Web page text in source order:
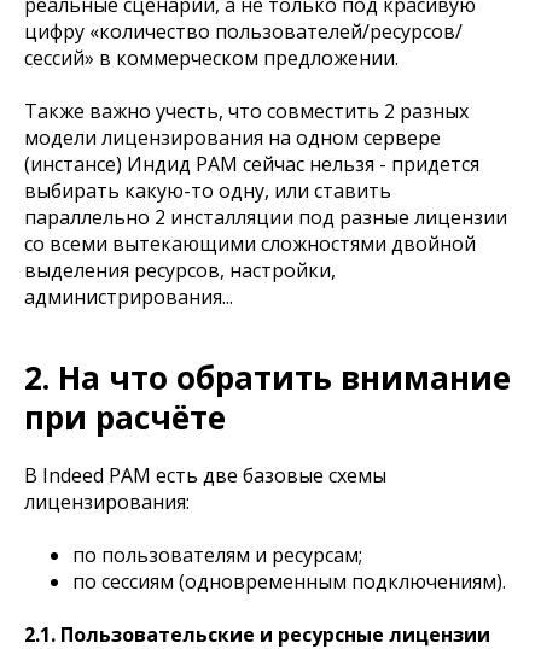
цифру «количество пользователей/ресурсов/
сессий» в коммерческом предложении.
Также важно учесть, что совместить 2 разных
модели лицензирования на одном сервере
(инстансе) Индид РАМ сейчас нельзя - придется
выбирать какую-то одну, или ставить
параллельно 2 инсталляции под разные лицензии
со всеми вытекающими сложностями двойной
выделения ресурсов, настройки,
администрирования...
2. На что обратить внимание
при расчёте
В Indeed PAM есть две базовые схемы
лицензирования:
по пользователям и ресурсам;
по сессиям (одновременным подключениям).
2.1. Пользовательские и ресурсные лицензии